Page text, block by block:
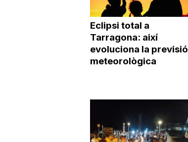
Eclipsi total a
Tarragona: així
evoluciona la previsió
meteorològica